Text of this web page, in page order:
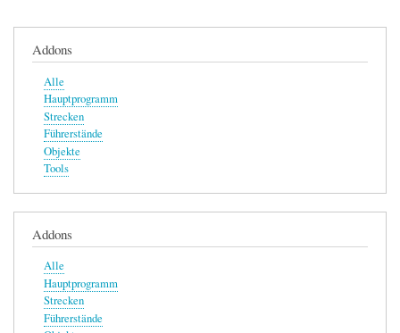
Addons
Alle
Hauptprogramm
Strecken
Führerstände
Objekte
Tools
Addons
Alle
Hauptprogramm
Strecken
Führerstände